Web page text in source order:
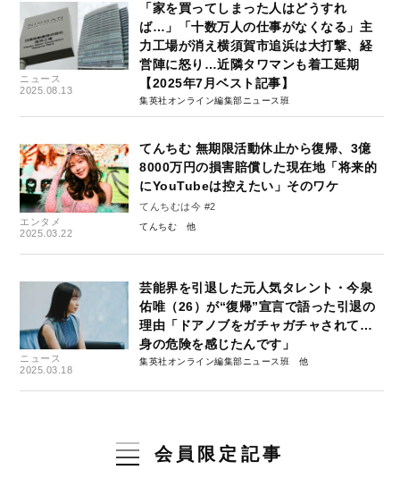
ニュース
2025.08.13
「家を買ってしまった人はどうすれ
ば…」「十数万人の仕事がなくなる」主
力工場が消え横須賀市追浜は大打撃、経
営陣に怒り…近隣タワマンも着工延期
【2025年7月ベスト記事】
集英社オンライン編集部ニュース班
エンタメ
2025.03.22
てんちむ 無期限活動休止から復帰、3億
8000万円の損害賠償した現在地「将来的
にYouTubeは控えたい」そのワケ
てんちむは今 #2
てんちむ
ニュース
2025.03.18
芸能界を引退した元人気タレント・今泉
佑唯（26）が“復帰”宣言で語った引退の
理由「ドアノブをガチャガチャされて…
身の危険を感じたんです」
集英社オンライン編集部ニュース班
会員限定記事